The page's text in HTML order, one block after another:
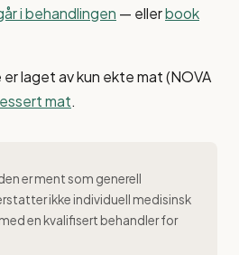
i behandlingen — ellerbook
laget av kun ekte mat (NOVA
mat.
er ment som generell
ikke individuell medisinsk
en kvalifisert behandler for